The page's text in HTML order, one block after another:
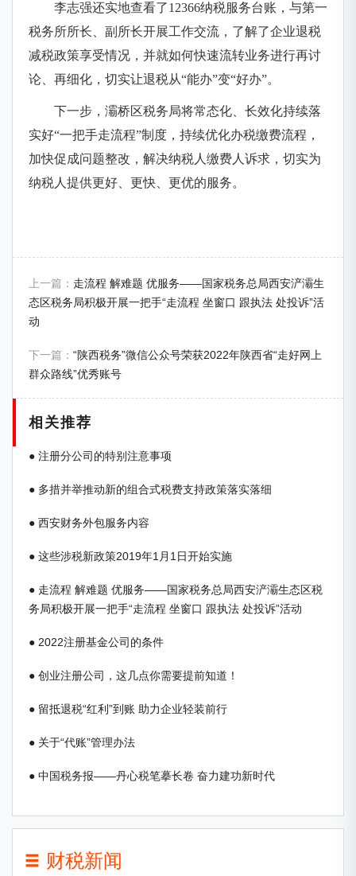
李志强还实地查看了12366纳税服务台账，与第一
税务所所长、副所长开展工作交流，了解了企业退税
减税政策享受情况，并就如何快速流转业务进行再讨
论、再细化，切实让退税从“能办”变“好办”。
下一步，灞桥区税务局将常态化、长效化持续落
实好“一把手走流程”制度，持续优化办税缴费流程，
加快促成问题整改，解决纳税人缴费人诉求，切实为
纳税人提供更好、更快、更优的服务。
上一篇： 走流程 解难题 优服务——国家税务总局西安浐灞生
态区税务局积极开展一把手“走流程 坐窗口 跟执法 处投诉”活
动
下一篇： “陕西税务”微信公众号荣获2022年陕西省“走好网上
群众路线”优秀账号
相关推荐
● 注册分公司的特别注意事项
● 多措并举推动新的组合式税费支持政策落实落细
● 西安财务外包服务内容
● 这些涉税新政策2019年1月1日开始实施
● 走流程 解难题 优服务——国家税务总局西安浐灞生态区税
务局积极开展一把手“走流程 坐窗口 跟执法 处投诉”活动
● 2022注册基金公司的条件
● 创业注册公司，这几点你需要提前知道！
● 留抵退税“红利”到账 助力企业轻装前行
● 关于“代账”管理办法
● 中国税务报——丹心税笔摹长卷 奋力建功新时代
财税新闻